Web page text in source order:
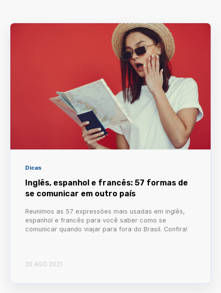
Dicas
Inglês, espanhol e francês: 57 formas de
se comunicar em outro país
Reunimos as 57 expressões mais usadas em inglês,
espanhol e francês para você saber como se
comunicar quando viajar para fora do Brasil. Confira!
20 AGO 2021